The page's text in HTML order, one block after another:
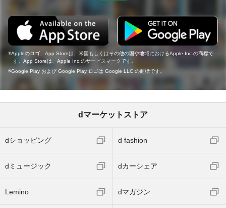
Appleのロゴ、App Storeは、米国もしくはその他の国や地域におけるApple Inc.の商標で
す。App Storeは、Apple Inc.のサービスマークです。
Google Play および Google Play ロゴは Google LLC の商標です。
dマーケットストア
dショッピング d fashion
dミュージック dカーシェア
Lemino dマガジン